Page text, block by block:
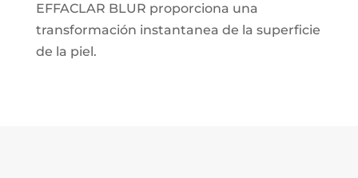
EFFACLAR BLUR proporciona una
transformación instantanea de la superficie
de la piel.